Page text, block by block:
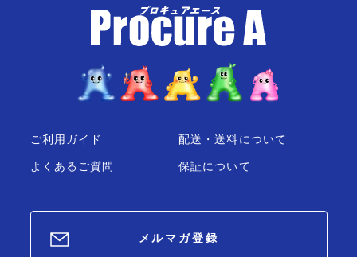
ご利用ガイド
よくあるご質問
配送・送料について
保証について
メルマガ登録